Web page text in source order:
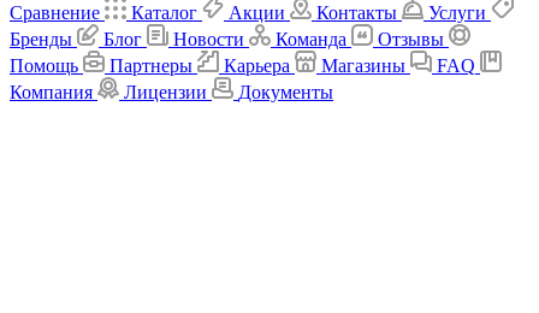
Сравнение
Каталог Акции Контакты
Услуги
Бренды
Блог Новости Команда
Отзывы
Помощь
Партнеры Карьера Магазины
FAQ
Компания
Лицензии Документы